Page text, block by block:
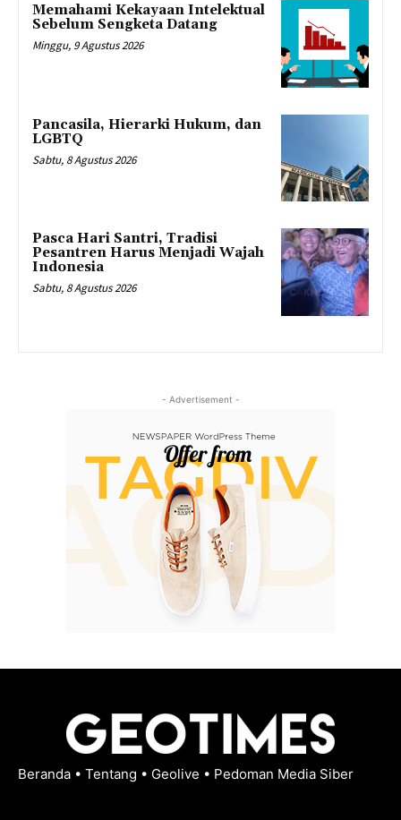
Memahami Kekayaan Intelektual
Sebelum Sengketa Datang
Minggu, 9 Agustus 2026
Pancasila, Hierarki Hukum, dan
LGBTQ
Sabtu, 8 Agustus 2026
Pasca Hari Santri, Tradisi
Pesantren Harus Menjadi Wajah
Indonesia
Sabtu, 8 Agustus 2026
- Advertisement -
Beranda • Tentang • Geolive • Pedoman Media Siber